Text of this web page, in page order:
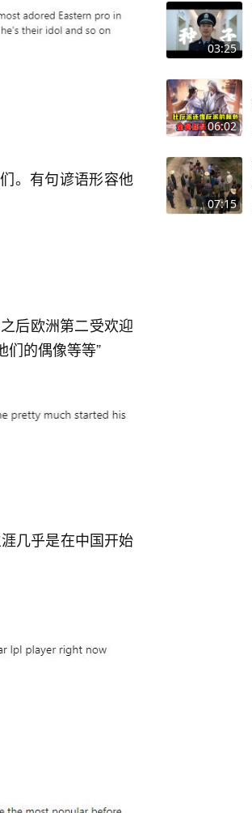
。有句谚语形容他
后欧洲第二受欢迎
们的偶像等等”
几乎是在中国开始
03:25
06:02
07:15